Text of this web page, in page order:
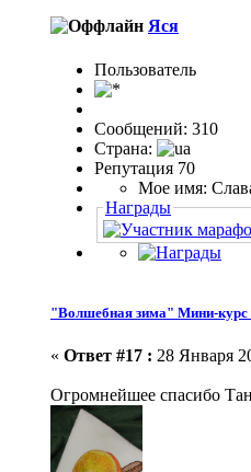
Яся
Пользовaтeль
Сообщений: 310
Страна:
Репутация 70
Мое имя:
Награды
"Волшебная зима" Мини-курс
« Ответ #17 : 28 Января
Огромнейшее спасибо